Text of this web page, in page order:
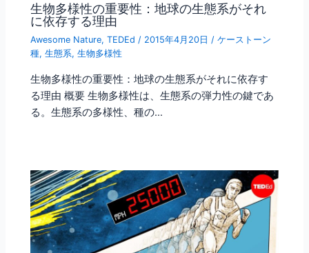
生物多様性の重要性：地球の生態系がそれ
に依存する理由
Awesome Nature,TEDEd / 2015年4月20日/ケーストーン
種,生態系,生物多様性
生物多様性の重要性：地球の生態系がそれに依存す
る理由 概要 生物多様性は、生態系の弾力性の鍵であ
る。生態系の多様性、種の…